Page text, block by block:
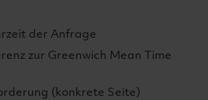
der Anfrage
zur Greenwich Mean Time
(konkrete Seite)